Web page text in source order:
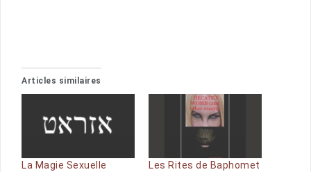
Articles similaires
La Magie Sexuelle
Les Rites de Baphomet